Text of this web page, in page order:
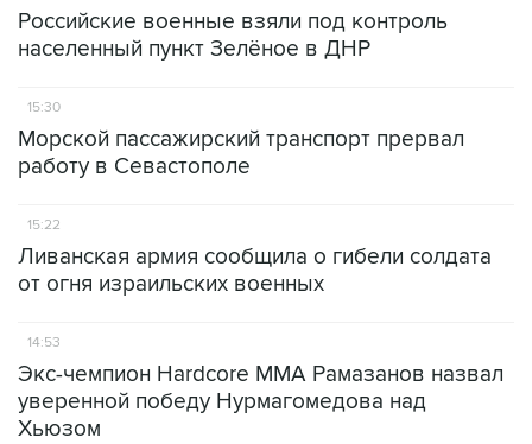
Российские военные взяли под контроль
населенный пункт Зелёное в ДНР
15:30
Морской пассажирский транспорт прервал
работу в Севастополе
15:22
Ливанская армия сообщила о гибели солдата
от огня израильских военных
14:53
Экс-чемпион Hardcore MMA Рамазанов назвал
уверенной победу Нурмагомедова над
Хьюзом